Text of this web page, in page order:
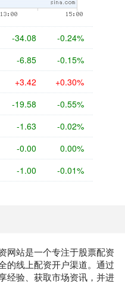
-34.08 -0.24%
-6.85 -0.15%
+3.42 +0.30%
-19.58 -0.55%
-1.63 -0.02%
-0.00 0.00%
-1.00 -0.01%
网站是一个专注于股票配资
的线上配资开户渠道。通过
经验、获取市场资讯，并进